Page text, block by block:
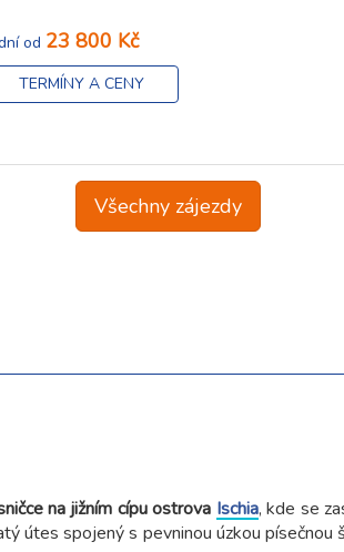
od 23 800 Kč
TERMÍNY A CENY
Všechny zájezdy
na jižním cípu ostrova Ischia, kde se
útes spojený s pevninou úzkou